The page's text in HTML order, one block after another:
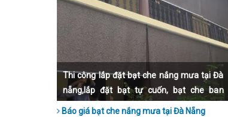
Thi công lắp đặt bạt che nắng mưa tại Đà
nẵng,lắp đặt bạt tự cuốn, bạt che ban
công, bạt mái hiên, bạt xếp, uy tín chất
Báo giá bạt che nắng mưa tại Đà Nẵng